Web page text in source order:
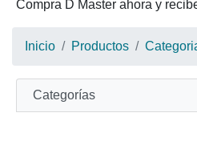
Compra D Master ahora y
Inicio Productos
Categorías